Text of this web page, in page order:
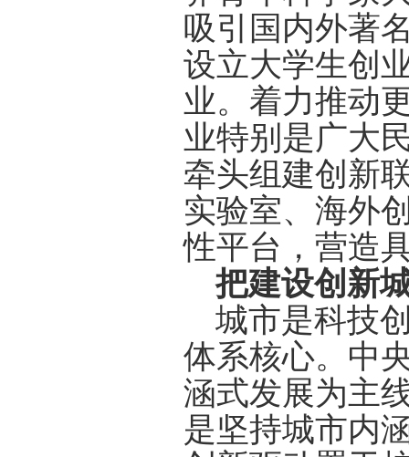
吸引国内外著
设立大学生创
业。着力推动
业特别是广大
牵头组建创新
实验室、海外
性平台，营造
把建设创新
城市是科技
体系核心。中
涵式发展为主
是坚持城市内